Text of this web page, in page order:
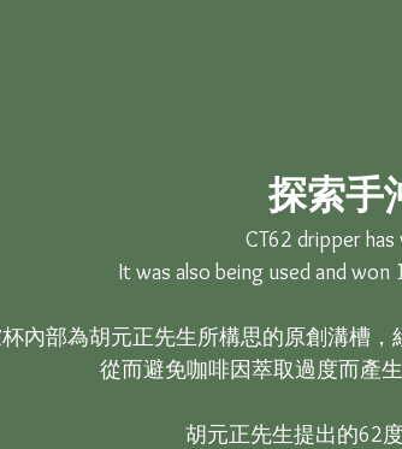
探索手
CT62 dripper
It was also being used and
內部為胡元正先生所構思的原創溝槽
從而避免咖啡因萃取過度而產
胡元正先生提出的62